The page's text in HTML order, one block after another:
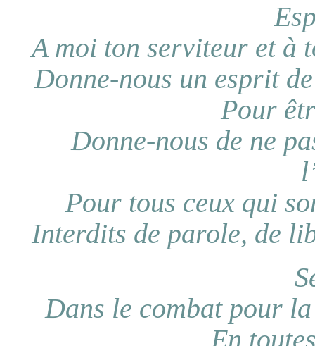
A moi ton serviteur et à
Donne-nous un esprit
Pour
Donne-nous de ne
Pour tous ceux qui
Interdits de parole, de
Dans le combat pour
En